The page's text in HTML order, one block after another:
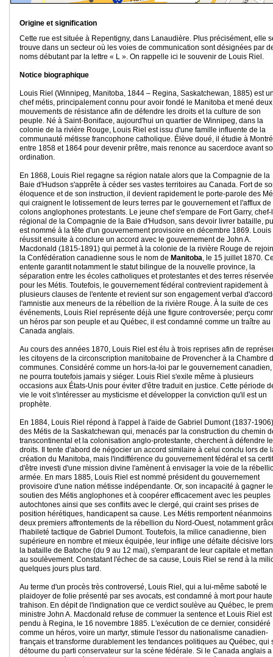
Origine et signification
Cette rue est située à Repentigny, dans Lanaudière. Plus précisément, elle
trouve dans un secteur où les voies de communication sont désignées par
noms débutant par la lettre « L ». On rappelle ici le souvenir de Louis Riel.
Notice biographique
Louis Riel (Winnipeg, Manitoba, 1844 – Regina, Saskatchewan, 1885) est
chef métis, principalement connu pour avoir fondé le Manitoba et mené deux
mouvements de résistance afin de défendre les droits et la culture de son
peuple. Né à Saint-Boniface, aujourd'hui un quartier de Winnipeg, dans la
colonie de la rivière Rouge, Louis Riel est issu d'une famille influente de la
communauté métisse francophone catholique. Élève doué, il étudie à
entre 1858 et 1864 pour devenir prêtre, mais renonce au sacerdoce avant
ordination.
En 1868, Louis Riel regagne sa région natale alors que la Compagnie de la
Baie d'Hudson s'apprête à céder ses vastes territoires au Canada. Fort de
éloquence et de son instruction, il devient rapidement le porte-parole des
qui craignent le lotissement de leurs terres par le gouvernement et l'afflux de
colons anglophones protestants. Le jeune chef s'empare de Fort Garry,
régional de la Compagnie de la Baie d'Hudson, sans devoir livrer bataille,
est nommé à la tête d'un gouvernement provisoire en décembre 1869. Louis
réussit ensuite à conclure un accord avec le gouvernement de John A.
Macdonald (1815-1891) qui permet à la colonie de la rivière Rouge de
la Confédération canadienne sous le nom de Manitoba, le 15 juillet 1870.
entente garantit notamment le statut bilingue de la nouvelle province, la
séparation entre les écoles catholiques et protestantes et des terres
pour les Métis. Toutefois, le gouvernement fédéral contrevient rapidement à
plusieurs clauses de l'entente et revient sur son engagement verbal
l'amnistie aux meneurs de la rébellion de la rivière Rouge. À la suite de ces
événements, Louis Riel représente déjà une figure controversée; perçu
un héros par son peuple et au Québec, il est condamné comme un traître au
Canada anglais.
Au cours des années 1870, Louis Riel est élu à trois reprises afin de
les citoyens de la circonscription manitobaine de Provencher à la Chambre
communes. Considéré comme un hors-la-loi par le gouvernement
ne pourra toutefois jamais y siéger. Louis Riel s'exile même à plusieurs
occasions aux États-Unis pour éviter d'être traduit en justice. Cette période
vie le voit s'intéresser au mysticisme et développer la conviction qu'il est un
prophète.
En 1884, Louis Riel répond à l'appel à l'aide de Gabriel Dumont (1837-
des Métis de la Saskatchewan qui, menacés par la construction du chemin
transcontinental et la colonisation anglo-protestante, cherchent à défendre
droits. Il tente d'abord de négocier un accord similaire à celui conclu lors de
création du Manitoba, mais l'indifférence du gouvernement fédéral et sa
d'être investi d'une mission divine l'amènent à envisager la voie de la
armée. En mars 1885, Louis Riel est nommé président du gouvernement
provisoire d'une nation métisse indépendante. Or, son incapacité à gagner le
soutien des Métis anglophones et à coopérer efficacement avec les peuples
autochtones ainsi que ses conflits avec le clergé, qui craint ses prises de
position hérétiques, handicapent sa cause. Les Métis remportent
deux premiers affrontements de la rébellion du Nord-Ouest, notamment
l'habileté tactique de Gabriel Dumont. Toutefois, la milice canadienne, bien
supérieure en nombre et mieux équipée, leur inflige une défaite décisive
la bataille de Batoche (du 9 au 12 mai), s'emparant de leur capitale et
au soulèvement. Constatant l'échec de sa cause, Louis Riel se rend à la
quelques jours plus tard.
Au terme d'un procès très controversé, Louis Riel, qui a lui-même saboté le
plaidoyer de folie présenté par ses avocats, est condamné à mort pour haute
trahison. En dépit de l'indignation que ce verdict soulève au Québec, le
ministre John A. Macdonald refuse de commuer la sentence et Louis Riel est
pendu à Regina, le 16 novembre 1885. L'exécution de ce dernier, considéré
comme un héros, voire un martyr, stimule l'essor du nationalisme canadien-
français et transforme durablement les tendances politiques au Québec, qui
détourne du parti conservateur sur la scène fédérale. Si le Canada anglais a